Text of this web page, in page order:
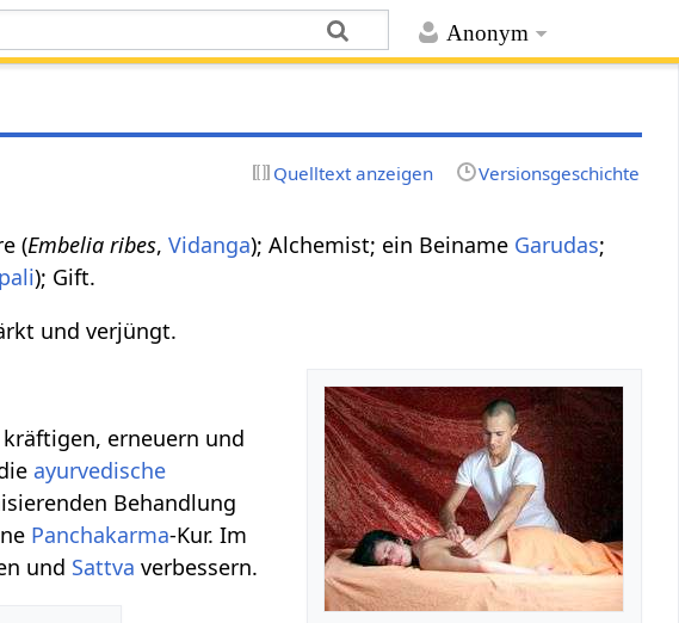
Anonym
Quelltext anzeigen Versionsgeschichte
(Embelia ribes,Vidanga); Alchemist; ein Beiname Garudas;
); Gift.
und verjüngt.
erneuern und
ayurvedische
Behandlung
Panchakarma-Kur. Im
und Sattva verbessern.